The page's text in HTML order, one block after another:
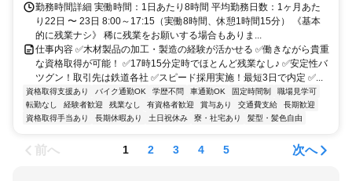
勤務時間詳細 実働時間：1日あたり8時間 平均勤務日数：1ヶ月あた
り22日 〜 23日 8:00～17:15（実働8時間、休憩1時間15分） 《基本
的に残業ナシ》 稀に残業をお願いする場合もありま...
仕事内容 ✅木材製品の加工・製造の経験が活かせる ✅働きながら貴重
な資格取得が可能！ ✅17時15分定時でほとんど残業なし♪ ✅安定性バ
ツグン！取引先は鉄道各社 ✅スピード採用実施！最短3日で内定 ✅...
資格取得支援あり バイク通勤OK 学歴不問 車通勤OK 固定時間制
職場見学可
転勤なし
経験者歓迎 残業なし 有資格者歓迎 賞与あり 交通費支給
長期歓迎
資格取得手当あり
長期休暇あり 土日祝休み 寮・社宅あり 髪型・髪色自由
前へ 1 2 3 4 5 次へ